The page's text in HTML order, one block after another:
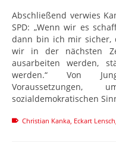
Abschließend verwies
SPD: „Wenn wir es
dann bin ich mir sicher,
wir in der nächsten
ausarbeiten werden,
werden.“ Von
sozialdemokratischen
Christian Kanka Eckart Lensch